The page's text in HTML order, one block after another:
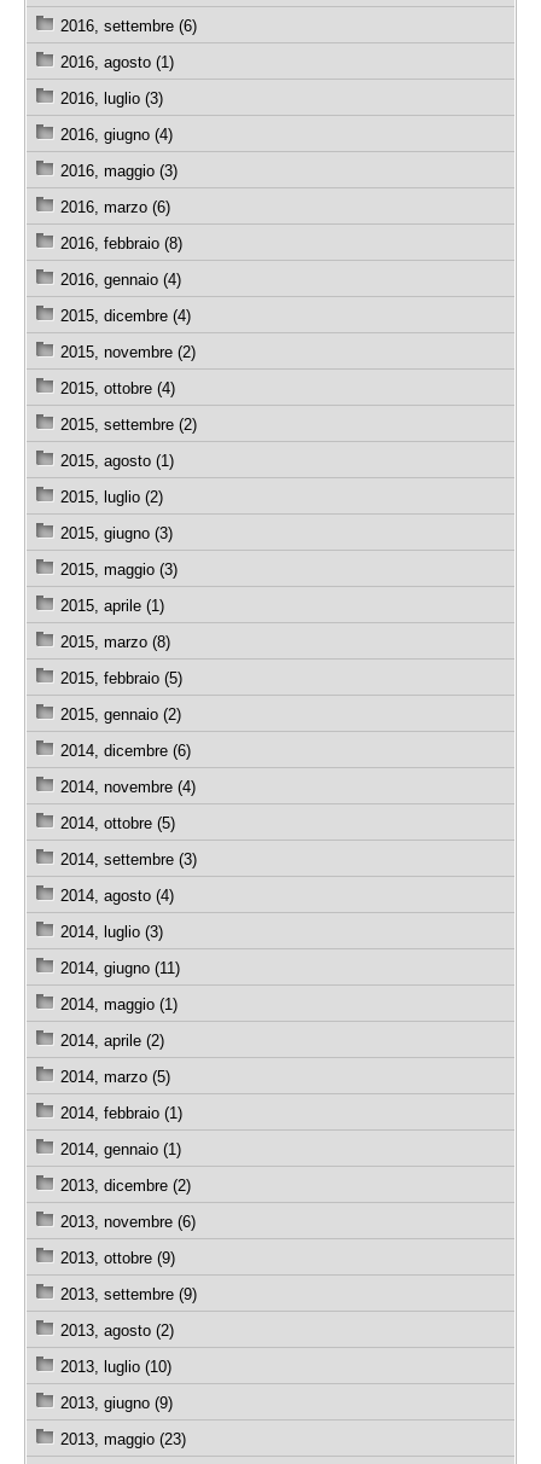
2016, settembre (6)
2016, agosto (1)
2016, luglio (3)
2016, giugno (4)
2016, maggio (3)
2016, marzo (6)
2016, febbraio (8)
2016, gennaio (4)
2015, dicembre (4)
2015, novembre (2)
2015, ottobre (4)
2015, settembre (2)
2015, agosto (1)
2015, luglio (2)
2015, giugno (3)
2015, maggio (3)
2015, aprile (1)
2015, marzo (8)
2015, febbraio (5)
2015, gennaio (2)
2014, dicembre (6)
2014, novembre (4)
2014, ottobre (5)
2014, settembre (3)
2014, agosto (4)
2014, luglio (3)
2014, giugno (11)
2014, maggio (1)
2014, aprile (2)
2014, marzo (5)
2014, febbraio (1)
2014, gennaio (1)
2013, dicembre (2)
2013, novembre (6)
2013, ottobre (9)
2013, settembre (9)
2013, agosto (2)
2013, luglio (10)
2013, giugno (9)
2013, maggio (23)